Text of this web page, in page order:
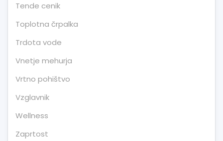
Tende cenik
Toplotna črpalka
Trdota vode
Vnetje mehurja
Vrtno pohištvo
Vzglavnik
Wellness
Zaprtost